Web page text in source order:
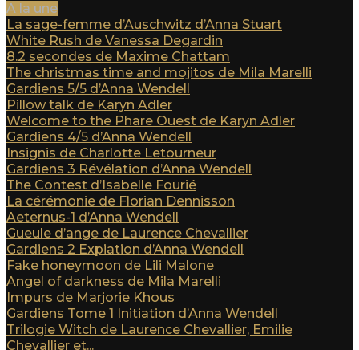
A la une
La sage-femme d’Auschwitz d’Anna Stuart
White Rush de Vanessa Degardin
8.2 secondes de Maxime Chattam
The christmas time and mojitos de Mila Marelli
Gardiens 5/5 d’Anna Wendell
Pillow talk de Karyn Adler
Welcome to the Phare Ouest de Karyn Adler
Gardiens 4/5 d’Anna Wendell
Insignis de Charlotte Letourneur
Gardiens 3 Révélation d’Anna Wendell
The Contest d’Isabelle Fourié
La cérémonie de Florian Dennisson
Aeternus-1 d’Anna Wendell
Gueule d’ange de Laurence Chevallier
Gardiens 2 Expiation d’Anna Wendell
Fake honeymoon de Lili Malone
Angel of darkness de Mila Marelli
Impurs de Marjorie Khous
Gardiens Tome 1 Initiation d’Anna Wendell
Trilogie Witch de Laurence Chevallier, Emilie
Chevallier et...